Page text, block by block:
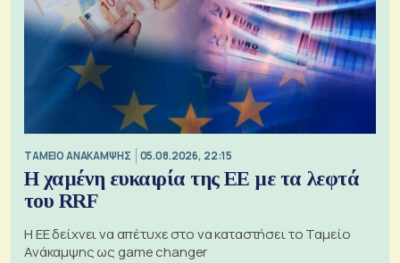
ΤΑΜΕΙΟ ΑΝΑΚΑΜΨΗΣ 05.08.2026, 22:15
Η χαμένη ευκαιρία της ΕΕ με τα λεφτά
του RRF
Η ΕΕ δείχνει να απέτυχε στο να καταστήσει το Ταμείο
Ανάκαμψης ως game changer